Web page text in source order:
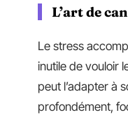
L’art de
Le stress
inutile de vouloir
peut l’adapter à
profondément,